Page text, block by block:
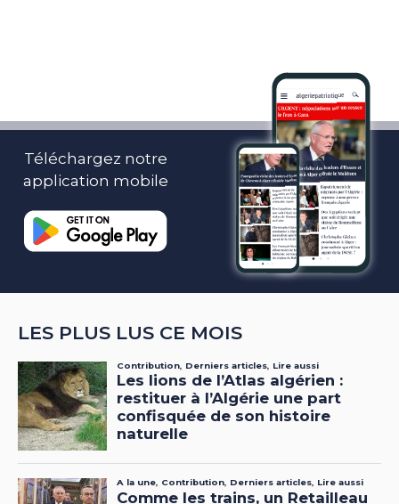
Téléchargez notre
application mobile
LES PLUS LUS CE MOIS